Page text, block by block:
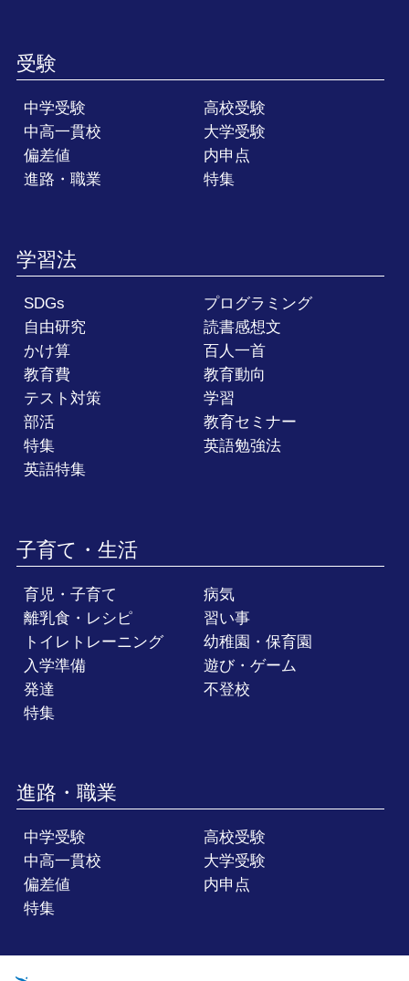
受験
中学受験
高校受験
中高一貫校
大学受験
偏差値
内申点
進路・職業
特集
学習法
SDGs
プログラミング
自由研究
読書感想文
かけ算
百人一首
教育費
教育動向
テスト対策
学習
部活
教育セミナー
特集
英語勉強法
英語特集
子育て・生活
育児・子育て
病気
離乳食・レシピ
習い事
トイレトレーニング
幼稚園・保育園
入学準備
遊び・ゲーム
発達
不登校
特集
進路・職業
中学受験
高校受験
中高一貫校
大学受験
偏差値
内申点
特集